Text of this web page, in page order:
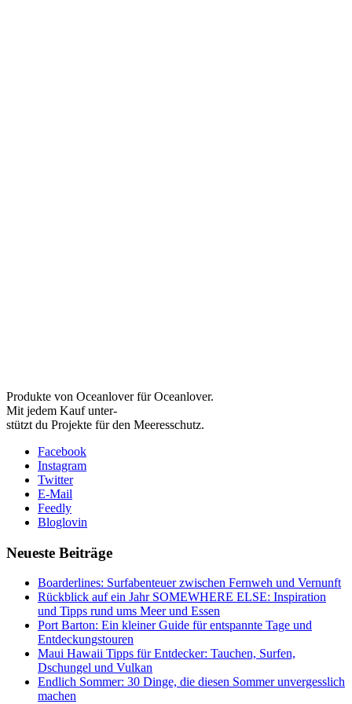
Produkte von Oceanlover für Oceanlover.
Mit jedem Kauf unter-
stützt du Projekte für den Meeresschutz.
Facebook
Instagram
Twitter
E-Mail
Feedly
Bloglovin
Neueste Beiträge
Boarderlines: Surfabenteuer zwischen Fernweh und Vernunft
Rückblick auf ein Jahr SOMEWHERE ELSE: Inspiration
und Tipps rund ums Meer und Essen
Port Barton: Ein kleiner Guide für entspannte Tage und
Entdeckungstouren
Maui Hawaii Tipps für Entdecker: Tauchen, Surfen,
Dschungel und Vulkan
Endlich Sommer: 30 Dinge, die diesen Sommer unvergesslich
machen